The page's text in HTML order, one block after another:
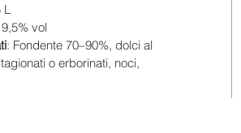
vol
: Fondente 70–90%, dolci al
o erborinati, noci,